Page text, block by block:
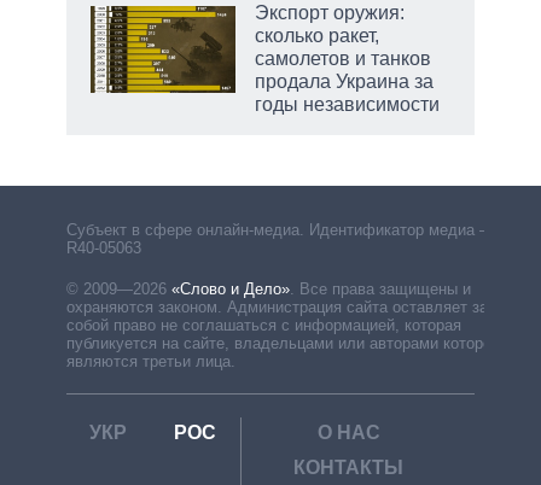
Экспорт оружия:
сколько ракет,
самолетов и танков
продала Украина за
годы независимости
Субъект в сфере онлайн-медиа. Идентификатор медиа –
R40-05063
© 2009—2026 «Слово и Дело» Все права защищены и
охраняются законом. Администрация сайта оставляет за
собой право не соглашаться с информацией, которая
публикуется на сайте, владельцами или авторами которой
являются третьи лица.
УКР РОС
О НАС
КОНТАКТЫ